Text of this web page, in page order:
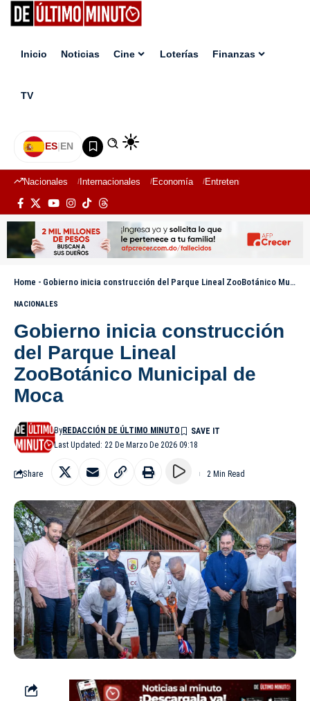
Inicio Noticias Cine Loterías Finanzas
TV
ES|EN
Nacionales Internacionales Economía Entretenimiento
Home - Gobierno inicia construcción del Parque Lineal ZooBotánico Municipal de Moca
NACIONALES
Gobierno inicia construcción
del Parque Lineal
ZooBotánico Municipal de
Moca
Last Updated: 22 De Marzo De 2026 09:18
ByREDACCIÓN DE ÚLTIMO MINUTO
Share 2 Min Read